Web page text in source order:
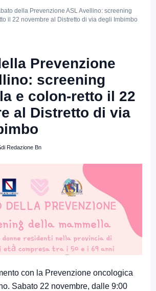
della Prevenzione ASL Avellino: screening
il 22 novembre al Distretto di via degli Imbimbo
Prevenzione
screening
e colon-retto il 22
al Distretto di via
di Redazione Bn
con la Prevenzione oncologica
Sabato 22 novembre, dalle 9:00